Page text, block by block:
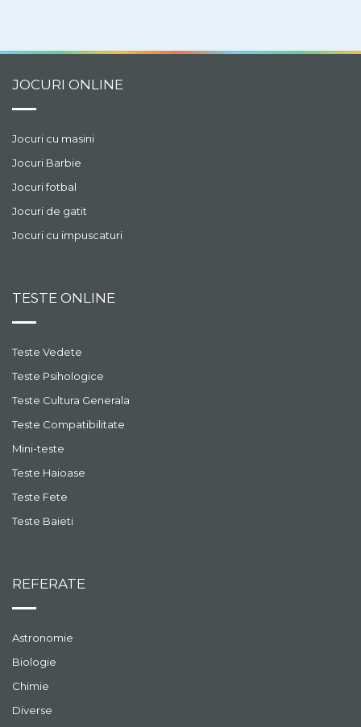
JOCURI ONLINE
Jocuri cu masini
Jocuri Barbie
Jocuri fotbal
Jocuri de gatit
Jocuri cu impuscaturi
TESTE ONLINE
Teste Vedete
Teste Psihologice
Teste Cultura Generala
Teste Compatibilitate
Mini-teste
Teste Haioase
Teste Fete
Teste Baieti
REFERATE
Astronomie
Biologie
Chimie
Diverse